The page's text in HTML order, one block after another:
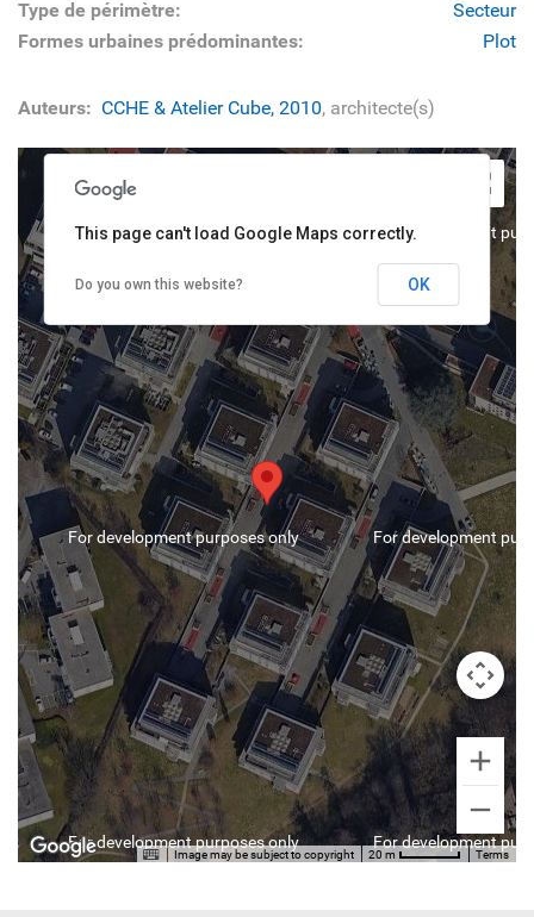
Type de périmètre:
Secteur
Formes urbaines prédominantes:
Plot
Auteurs: CCHE & Atelier Cube, 2010, architecte(s)
For development purposes only
For development purposes only For development
For development
For development
For development purposes only
Image may be subject to copyright 20 m Terms
This page can't load Google Maps correctly.
Do you own this website? OK